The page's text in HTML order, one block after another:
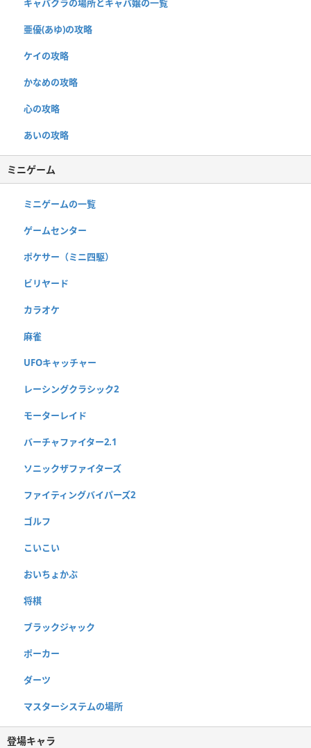
キャバクラの場所とキャバ嬢の一覧
亜優(あゆ)の攻略
ケイの攻略
かなめの攻略
心の攻略
あいの攻略
ミニゲーム
ミニゲームの一覧
ゲームセンター
ポケサー（ミニ四駆）
ビリヤード
カラオケ
麻雀
UFOキャッチャー
レーシングクラシック2
モーターレイド
バーチャファイター2.1
ソニックザファイターズ
ファイティングバイパーズ2
ゴルフ
こいこい
おいちょかぶ
将棋
ブラックジャック
ポーカー
ダーツ
マスターシステムの場所
登場キャラ